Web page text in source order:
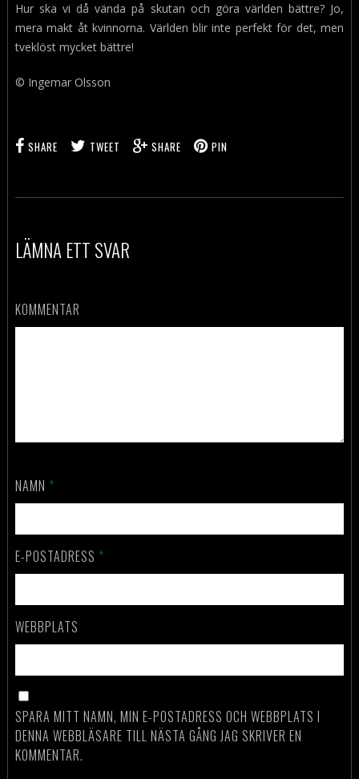
Hur ska vi då vända på skutan och göra världen bättre? Jo,
mera makt åt kvinnorna. Världen blir inte perfekt för det, men
tveklöst mycket bättre!
© Ingemar Olsson
SHARE TWEET SHARE PIN
LÄMNA ETT SVAR
KOMMENTAR
NAMN *
E-POSTADRESS *
WEBBPLATS
SPARA MITT NAMN, MIN E-POSTADRESS OCH WEBBPLATS I
DENNA WEBBLÄSARE TILL NÄSTA GÅNG JAG SKRIVER EN
KOMMENTAR.